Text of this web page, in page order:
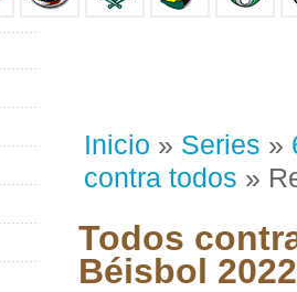
Inicio » Series »
contra todos »
Todos
Béisbol 2022